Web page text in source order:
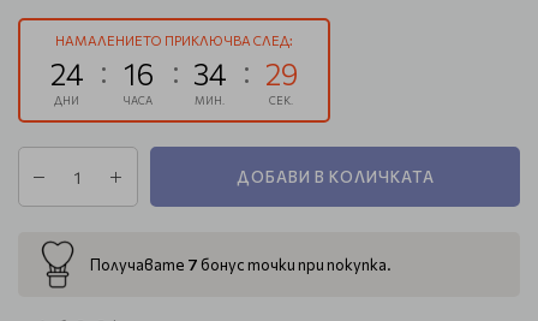
НАМАЛЕНИЕТО ПРИКЛЮЧВА СЛЕД:
24
ДНИ
16
ЧАСА
34
МИН.
28
СЕК.
ДОБАВИ В КОЛИЧКАТА
Получавате 7 бонус точки при покупка.